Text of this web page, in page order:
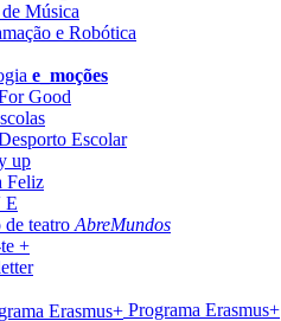
Música
e Robótica
e_moções
Good
Escolar
up
Feliz
E
teatro AbreMundos
+
Programa Erasmus+